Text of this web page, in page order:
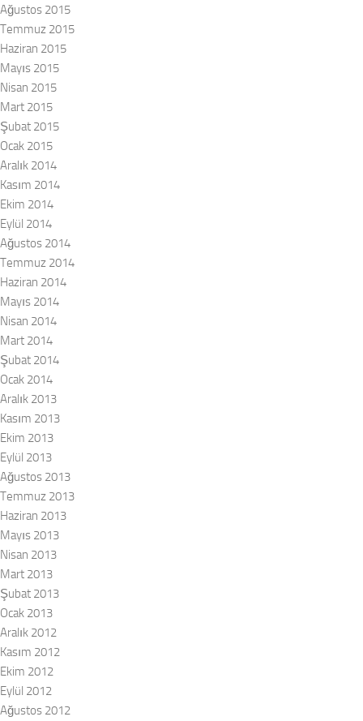
Ağustos 2015
Temmuz 2015
Haziran 2015
Mayıs 2015
Nisan 2015
Mart 2015
Şubat 2015
Ocak 2015
Aralık 2014
Kasım 2014
Ekim 2014
Eylül 2014
Ağustos 2014
Temmuz 2014
Haziran 2014
Mayıs 2014
Nisan 2014
Mart 2014
Şubat 2014
Ocak 2014
Aralık 2013
Kasım 2013
Ekim 2013
Eylül 2013
Ağustos 2013
Temmuz 2013
Haziran 2013
Mayıs 2013
Nisan 2013
Mart 2013
Şubat 2013
Ocak 2013
Aralık 2012
Kasım 2012
Ekim 2012
Eylül 2012
Ağustos 2012